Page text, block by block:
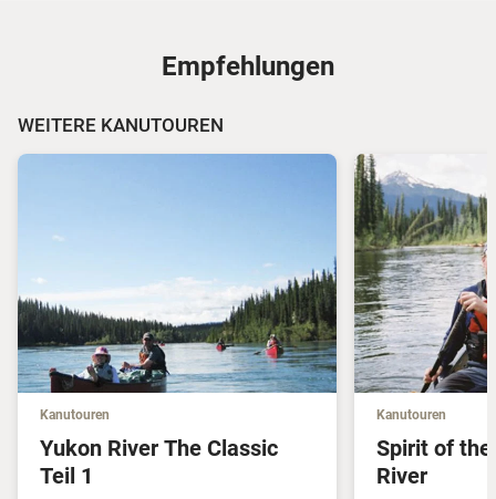
Empfehlungen
WEITERE KANUTOUREN
Kanutouren
Yukon River The Classic
Teil 1
Kanutouren
Spirit of
River